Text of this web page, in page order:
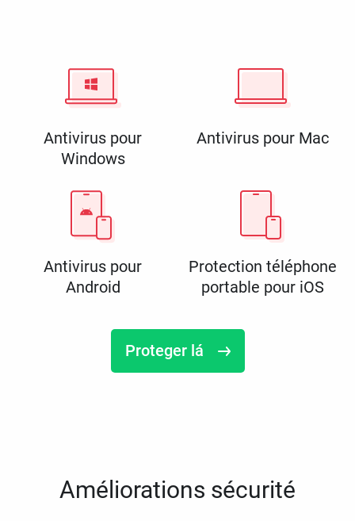
Antivirus pour
Windows
Antivirus pour Mac
Antivirus pour
Android
Protection téléphone
portable pour iOS
Proteger lá
Améliorations sécurité